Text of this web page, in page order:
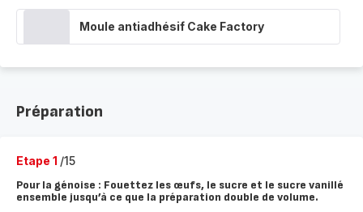
Moule antiadhésif Cake Factory
Préparation
Etape 1 /15
Pour la génoise : Fouettez les œufs, le sucre et le sucre vanillé
ensemble jusqu’à ce que la préparation double de volume.